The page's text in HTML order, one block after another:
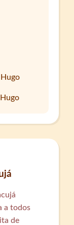
a todos
de